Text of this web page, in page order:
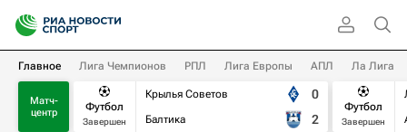
Главное Лига Чемпионов РПЛ Лига Европы АПЛ Ла Лига
Матч-
центр
Футбол
Завершен
Крылья Советов
Балтика
0
2
Футбол
Завершен